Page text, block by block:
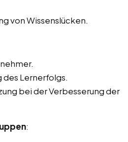
von Wissenslücken.
des Lernerfolgs.
bei der Verbesserung der
: